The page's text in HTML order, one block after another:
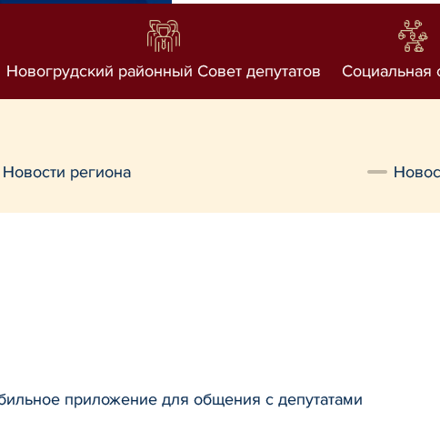
Новогрудский районный Совет депутатов Социальная
Новости региона
приложение для общения с депутатами